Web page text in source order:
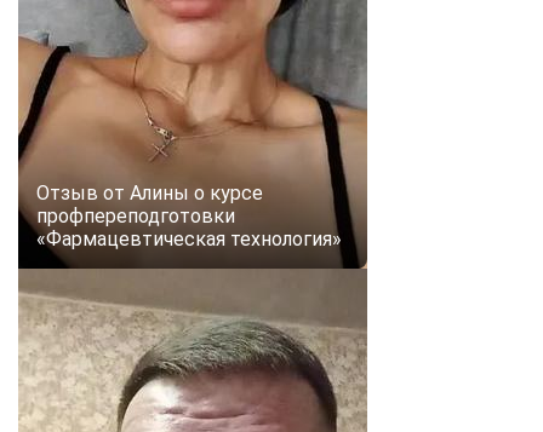
Отзыв от Алины о курсе
профпереподготовки
«Фармацевтическая технология»